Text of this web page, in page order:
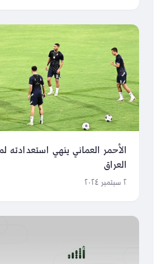
الأحمر العماني ينهي
العراق
٢ سبتمبر ٢٠٢٤